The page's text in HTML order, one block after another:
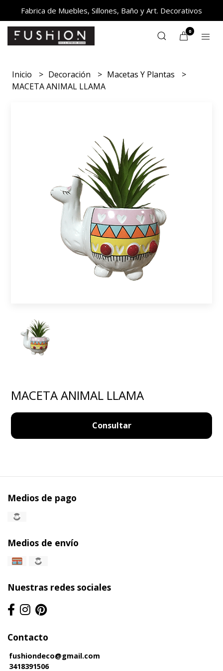
Fabrica de Muebles, Sillones, Baño y Art. Decorativos
0
Inicio Decoración
Macetas Y Plantas
MACETA ANIMAL LLAMA
MACETA ANIMAL LLAMA
Consultar
Medios de pago
Medios de envío
Nuestras redes sociales
Contacto
fushiondeco@gmail.com
3418391506